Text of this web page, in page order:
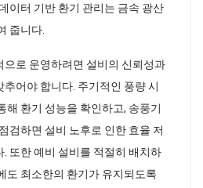
이터 기반 환기 관리는 금속 광산
줍니다.
으로 운영하려면 설비의 신뢰성과
어야 합니다. 주기적인 풍량 시
해 환기 성능을 확인하고, 송풍기
검하면 설비 노후로 인한 효율 저
또한 예비 설비를 적절히 배치하
도 최소한의 환기가 유지되도록